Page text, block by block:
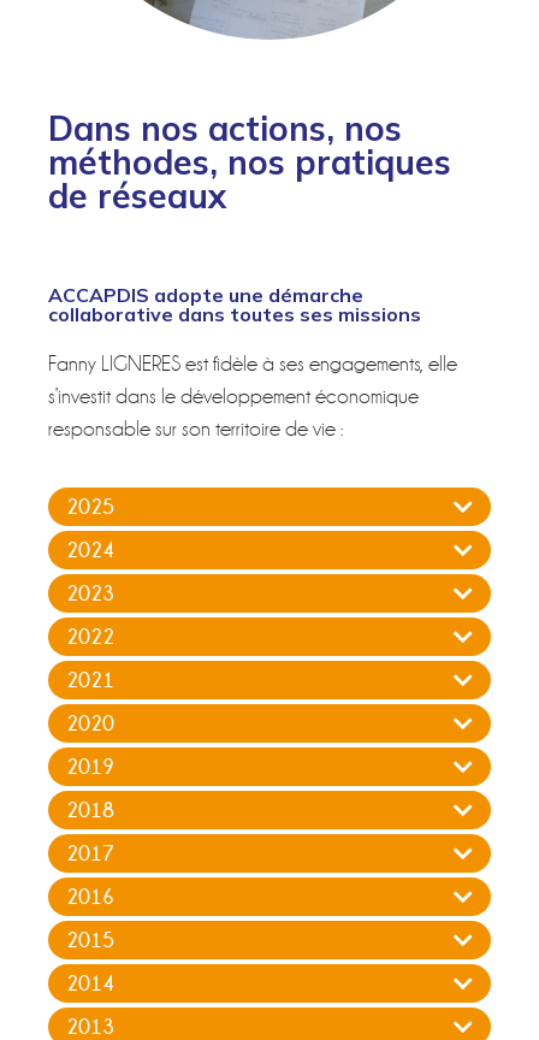
Dans nos actions, nos
méthodes, nos pratiques
de réseaux
ACCAPDIS adopte une démarche
collaborative dans toutes ses missions
Fanny LIGNERES est fidèle à ses engagements, elle
s’investit dans le développement économique
responsable sur son territoire de vie :
2025
2024
2023
2022
2021
2020
2019
2018
2017
2016
2015
2014
2013